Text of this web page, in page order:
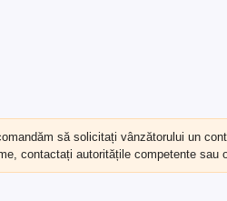
să solicitați vânzătorului un
contactați autoritățile competente sau